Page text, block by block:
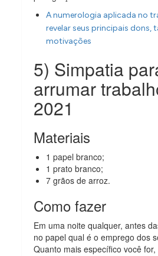
A numerologia aplicada no
revelar seus principais dons,
motivações
5) Simpatia
arrumar
2021
Materiais
1 papel branco;
1 prato branco;
7 grãos de arroz.
Como fazer
Em uma noite qualquer, antes
no papel qual é o emprego dos
Quanto mais específico você for,